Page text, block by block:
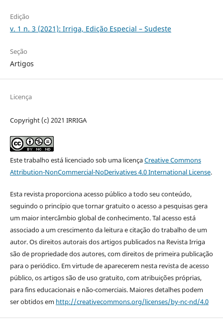
Edição
v. 1 n. 3 (2021): Irriga, Edição Especial – Sudeste
Seção
Artigos
Licença
Copyright (c) 2021 IRRIGA
Este trabalho está licenciado sob uma licençaCreative Commons
Attribution-NonCommercial-NoDerivatives 4.0 International License.
Esta revista proporciona acesso público a todo seu conteúdo,
seguindo o princípio que tornar gratuito o acesso a pesquisas gera
um maior intercâmbio global de conhecimento. Tal acesso está
associado a um crescimento da leitura e citação do trabalho de um
autor. Os direitos autorais dos artigos publicados na Revista Irriga
são de propriedade dos autores, com direitos de primeira publicação
para o periódico. Em virtude de aparecerem nesta revista de acesso
público, os artigos são de uso gratuito, com atribuições próprias,
para fins educacionais e não-comerciais. Maiores detalhes podem
ser obtidos em http://creativecommons.org/licenses/by-nc-nd/4.0